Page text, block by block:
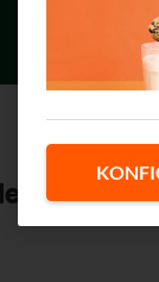
zure